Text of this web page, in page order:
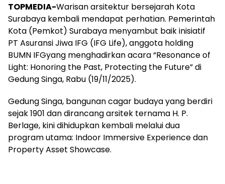
TOPMEDIA-Warisan arsitektur bersejarah Kota
Surabaya kembali mendapat perhatian. Pemerintah
Kota (Pemkot) Surabaya menyambut baik inisiatif
PT Asuransi Jiwa IFG (IFG Life), anggota holding
BUMN IFGyang menghadirkan acara “Resonance of
Light: Honoring the Past, Protecting the Future” di
Gedung Singa, Rabu (19/11/2025).
Gedung Singa, bangunan cagar budaya yang berdiri
sejak 1901 dan dirancang arsitek ternama H. P.
Berlage, kini dihidupkan kembali melalui dua
program utama: Indoor Immersive Experience dan
Property Asset Showcase.